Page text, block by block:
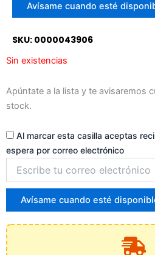
para
unirte
la
lista
de
Avísame cuando esté
SKU: 0000043906
Sin existencias
Apúntate a la lista y te avisaremos
stock.
Al marcar esta casilla aceptas
espera por correo electrónico
correo
para
unirte
a
la
lista
Avísame cuando esté